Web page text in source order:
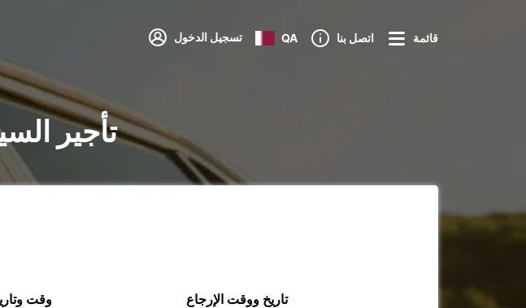
تسجيل الدخول QA اتصل بنا قائمة
تأجير
وقت تاريخ ووقت الإرجاع